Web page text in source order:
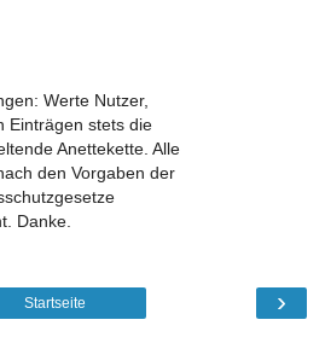
Werte Nutzer,
Einträgen stets die
Anettekette. Alle
den Vorgaben der
Danke.
›
Startseite